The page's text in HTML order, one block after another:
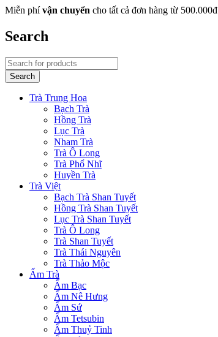
Miễn phívận chuyển cho tất cả đơn hàng từ 500.000đ
Search
Trà Trung Hoa
Bạch Trà
Hồng Trà
Lục Trà
Nham Trà
Trà Ô Long
Trà Phổ Nhĩ
Huyền Trà
Trà Việt
Bạch Trà Shan Tuyết
Hồng Trà Shan Tuyết
Lục Trà Shan Tuyết
Trà Ô Long
Trà Shan Tuyết
Trà Thái Nguyên
Trà Thảo Mộc
Ấm Trà
Ấm Bạc
Ấm Nê Hưng
Ấm Sứ
Ấm Tetsubin
Ấm Thuỷ Tinh